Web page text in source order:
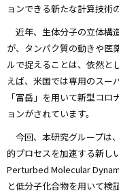
ョンできる新たな計算技術
近年、生体分子の立体構
が、タンパク質の動きや医
ルで捉えることは、依然と
えば、米国では専用のスー
「富岳」を用いて新型コ
ョンがされています。
今回、本研究グループは
的プロセスを加速する新し
Perturbed Molecular
と低分子化合物を用いて検